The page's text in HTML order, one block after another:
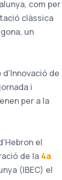
com per
clàssica
un
d'Innovació de
i
per a la
el
de la 4a
(IBEC) el